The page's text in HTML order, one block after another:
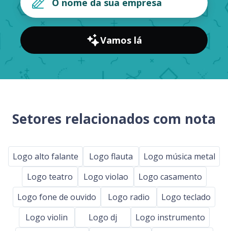
Vamos lá
Setores relacionados com nota
Logo alto falante Logo flauta
Logo música metal
Logo teatro
Logo violao
Logo casamento
Logo fone de ouvido
Logo radio
Logo teclado
Logo violin
Logo dj
Logo instrumento